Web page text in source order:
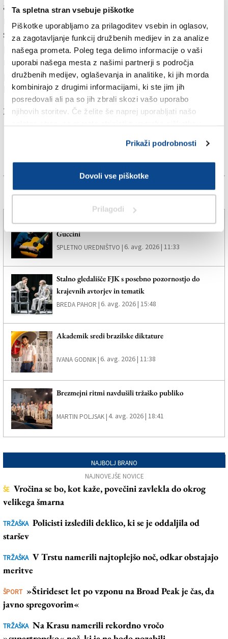
Ta spletna stran vsebuje piškotke
Piškotke uporabljamo za prilagoditev vsebin in oglasov,
za zagotavljanje funkcij družbenih medijev in za analize
našega prometa. Poleg tega delimo informacije o vaši
uporabi našega mesta z našimi partnerji s področja
družbenih medijev, oglaševanja in analitike, ki jih morda
kombinirajo z drugimi informacijami, ki ste jim jih
posredovali ali pa so jih zbrali skozi vašo uporabo
njihovih storitev. Če želite še naprej uporabljati našo
Prikaži podrobnosti
Dovoli vse piškotke
Prilagodi
animiranega filma v Divači (Slovenska Kinoteka) z
naslovom KINO BONTON. Predvajali ga bodo na
slavnostnem odprtju, ki bo jutri ob 10. uri, nato pa
pred vsako filmsko projekcijo v okviru Bobrov. Sledili
mu bodo trije kratki animirani filmi slovenske
produkcije o raznih pravljičnih junakih: Martin Krpan,
Peter Peter in Kralj Matjaž.
Za branje in pisanje komentarjevje potrebna prijava
Več novic
Umrl legendarni italijanski kantavtor Francesco
Guccini
SPLETNO UREDNIŠTVO | 6. avg. 2026 | 11:33
Stalno gledališče FJK s posebno pozornostjo do
krajevnih avtorjev in tematik
BREDA PAHOR | 6. avg. 2026 | 15:48
Akademik sredi brazilske diktature
IVANA GODNIK | 6. avg. 2026 | 11:38
Brezmejni ritmi navdušili tržaško publiko
MARTIN POLJSAK |4. avg. 2026 | 18:41
NAJBOLJ BRANO
NAJNOVEJŠE NOVICE
ŠE Vročina se bo, kot kaže, povečini zavlekla do okrog
velikega šmarna
TRŽAŠKA Policisti izsledili deklico, ki se je oddaljila od
staršev
TRŽAŠKA V Trstu namerili najtoplejšo noč, odkar obstajajo
meritve
ŠPORT »Štirideset let po vzponu na Broad Peak je čas, da
javno spregovorim«
TRŽAŠKA Na Krasu namerili rekordno vročo